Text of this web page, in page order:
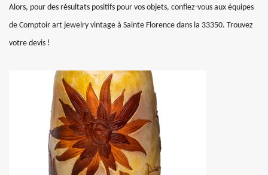
Alors, pour des résultats positifs pour vos objets, confiez-vous aux équipes
de Comptoir art jewelry vintage à Sainte Florence dans la 33350. Trouvez
votre devis !